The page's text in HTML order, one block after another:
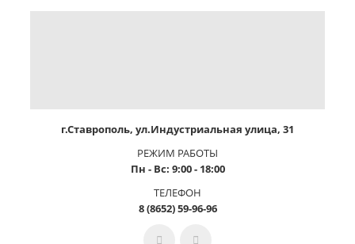
г.Ставрополь, ул.Индустриальная улица, 31
РЕЖИМ РАБОТЫ
Пн - Вс: 9:00 - 18:00
ТЕЛЕФОН
8 (8652) 59-96-96